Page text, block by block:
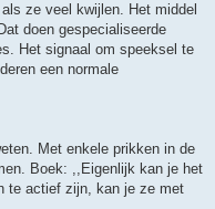
ze veel kwijlen. Het middel
doen gespecialiseerde
Het signaal om speeksel te
een normale
Met enkele prikken in de
Boek: ,,Eigenlijk kan je het
te actief zijn, kan je ze met